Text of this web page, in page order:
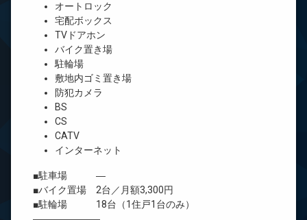
オートロック
宅配ボックス
TVドアホン
バイク置き場
駐輪場
敷地内ゴミ置き場
防犯カメラ
BS
CS
CATV
インターネット
■駐車場 ―
■バイク置場 2台／月額3,300円
■駐輪場 18台（1住戸1台のみ）